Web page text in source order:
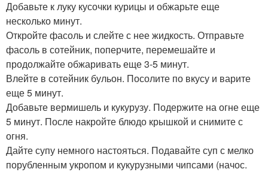
Добавьте к луку кусочки курицы и обжарьте еще
несколько минут.
Откройте фасоль и слейте с нее жидкость. Отправьте
фасоль в сотейник, поперчите, перемешайте и
продолжайте обжаривать еще 3-5 минут.
Влейте в сотейник бульон. Посолите по вкусу и варите
еще 5 минут.
Добавьте вермишель и кукурузу. Подержите на огне еще
5 минут. После накройте блюдо крышкой и снимите с
огня.
Дайте супу немного настояться. Подавайте суп с мелко
порубленным укропом и кукурузными чипсами (начос.